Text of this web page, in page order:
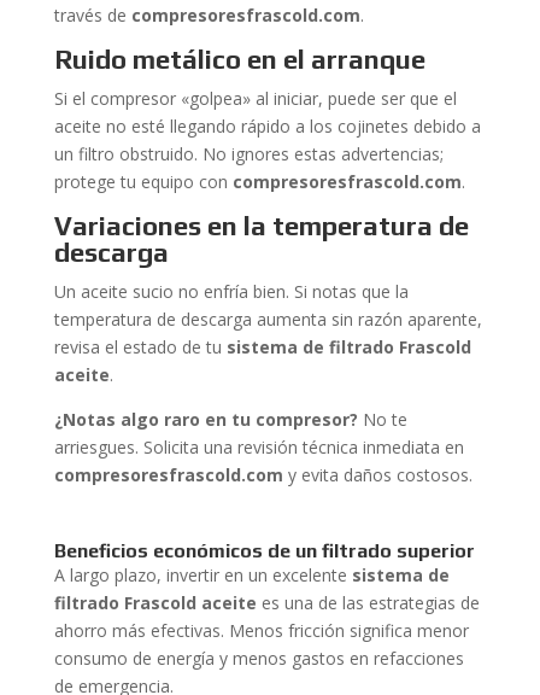
través de compresoresfrascold.com.
Ruido metálico en el arranque
Si el compresor «golpea» al iniciar, puede ser que el
aceite no esté llegando rápido a los cojinetes debido a
un filtro obstruido. No ignores estas advertencias;
protege tu equipo con compresoresfrascold.com.
Variaciones en la temperatura de
descarga
Un aceite sucio no enfría bien. Si notas que la
temperatura de descarga aumenta sin razón aparente,
revisa el estado de tu sistema de filtrado Frascold
aceite.
¿Notas algo raro en tu compresor? No te
arriesgues. Solicita una revisión técnica inmediata en
compresoresfrascold.com y evita daños costosos.
Beneficios económicos de un filtrado superior
A largo plazo, invertir en un excelente sistema de
filtrado Frascold aceite es una de las estrategias de
ahorro más efectivas. Menos fricción significa menor
consumo de energía y menos gastos en refacciones
de emergencia.